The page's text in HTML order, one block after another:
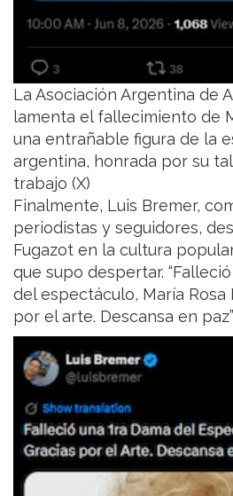
La Asociación Argentina de
lamenta el fallecimiento de
una entrañable figura de la
argentina, honrada por su
trabajo (X)
Finalmente, Luis Bremer,
periodistas y seguidores,
Fugazot en la cultura
que supo despertar.
del espectáculo, María Rosa
por el arte. Descansa en